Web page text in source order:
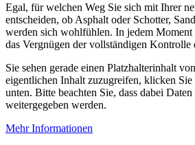
Egal, für welchen Weg Sie sich mit Ihrer
entscheiden, ob Asphalt oder Schotter,
werden sich wohlfühlen. In jedem
das Vergnügen der vollständigen Kontrolle
Sie sehen gerade einen Platzhalterinhalt von
eigentlichen Inhalt zuzugreifen, klicken
unten. Bitte beachten Sie, dass dabei
weitergegeben werden.
Mehr Informationen